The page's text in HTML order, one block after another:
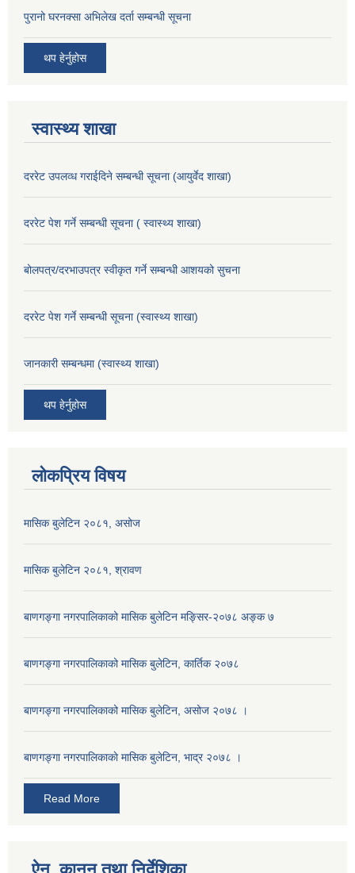
पुरानो घरनक्सा अभिलेख दर्ता सम्बन्धी सूचना
थप हेर्नुहोस
स्वास्थ्य शाखा
दररेट उपलव्ध गराईदिने सम्बन्धी सूचना (आयुर्वेद शाखा)
दररेट पेश गर्ने सम्बन्धी सूचना ( स्वास्थ्य शाखा)
बोलपत्र/दरभाउपत्र स्वीकृत गर्ने सम्बन्धी आशयको सुचना
दररेट पेश गर्ने सम्बन्धी सूचना (स्वास्थ्य शाखा)
जानकारी सम्बन्धमा (स्वास्थ्य शाखा)
थप हेर्नुहोस
लोकप्रिय विषय
मासिक बुलेटिन २०८१, असोज
मासिक बुलेटिन २०८१, श्रावण
बाणगङ्गा नगरपालिकाको मासिक बुलेटिन मङ्सिर-२०७८ अङ्क ७
बाणगङ्गा नगरपालिकाको मासिक बुलेटिन, कार्तिक २०७८
बाणगङ्गा नगरपालिकाको मासिक बुलेटिन, असोज २०७८ ।
बाणगङ्गा नगरपालिकाकाे मासिक बुलेटिन, भाद्र २०७८ ।
Read More